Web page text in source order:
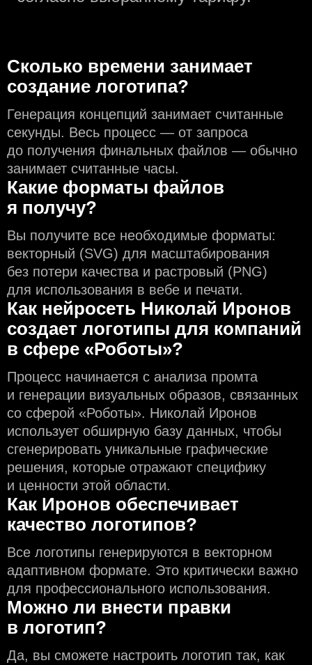
Сколько времени занимает
создание логотипа?
Генерация концепций занимает считанные
секунды. Весь процесс — от запроса
до получения финальных файлов — обычно
занимает считанные часы.
Какие форматы файлов
я получу?
Вы получите все необходимые форматы:
векторный (SVG) для масштабирования
без потери качества и растровый (PNG)
для использования в вебе и печати.
Как нейросеть Николай Иронов
создаeт логотипы для компаний
в сфере «Роботы»?
Процесс начинается с анализа промта
и генерации визуальных образов, связанных
со сферой «Роботы». Николай Иронов
использует обширную базу данных, чтобы
сгенерировать уникальные графические
решения, которые отражают специфику
и ценности этой области.
Как Иронов обеспечивает
качество логотипов?
Все логотипы генерируются в векторном
адаптивном формате. Это критически важно
для профессионального использования.
Можно ли внести правки
в логотип?
Да, вы сможете настроить логотип так, как